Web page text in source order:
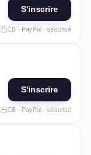
S'inscrire
CB · PayPal · sécurisé
S'inscrire
CB · PayPal · sécurisé